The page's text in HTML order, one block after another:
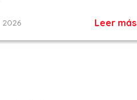
2026 Leer más